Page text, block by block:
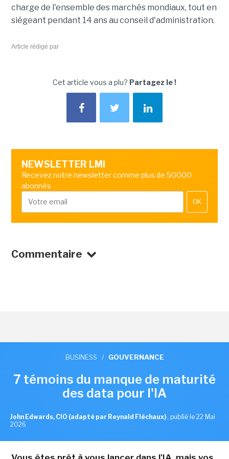
charge de l'ensemble des marchés mondiaux, tout en
siégeant pendant 14 ans au conseil d'administration.
Article rédigé par
Cet article vous a plu? Partagez le !
NEWSLETTER LMI
Recevez notre newsletter comme plus de 50000
abonnés
OK
Commentaire
BUSINESS / GOUVERNANCE
7 témoins du manque de maturité
des data pour l'IA
John Edwards, CIO (adapté par Reynald Fléchaux) , publié le 22 Mai
2026